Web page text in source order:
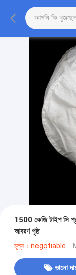
1500 কেজি টাইপ সি
আবরণ পৃষ্ঠ
মূল্য：negotiable
ভালো